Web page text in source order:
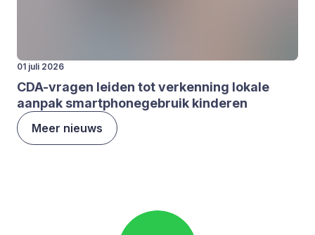
01 juli 2026
CDA-vra­gen lei­den tot ver­ken­ning loka­le
aan­pak smartpho­ne­ge­bruik kin­de­ren
Meer nieuws